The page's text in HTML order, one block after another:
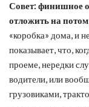
Совет: финишное
отложить на потом
«коробка» дома, и
показывает, что,
проеме, нередки
водители, или
грузовиками,